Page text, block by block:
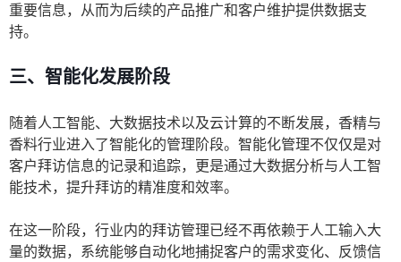
重要信息，从而为后续的产品推广和客户维护提供数据支
持。
三、智能化发展阶段
随着人工智能、大数据技术以及云计算的不断发展，香精与
香料行业进入了智能化的管理阶段。智能化管理不仅仅是对
客户拜访信息的记录和追踪，更是通过大数据分析与人工智
能技术，提升拜访的精准度和效率。
在这一阶段，行业内的拜访管理已经不再依赖于人工输入大
量的数据，系统能够自动化地捕捉客户的需求变化、反馈信